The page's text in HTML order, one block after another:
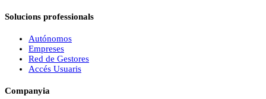
Solucions professionals
Autónomos
Empreses
Red de Gestores
Accés Usuaris
Companyia